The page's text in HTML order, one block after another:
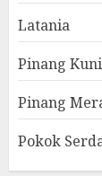
Latania
Pinang
Pinang
Pokok